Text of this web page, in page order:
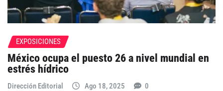
EXPOSICIONES
México ocupa el puesto 26 a nivel mundial en
estrés hídrico
Dirección Editorial Ago 18, 2025 0